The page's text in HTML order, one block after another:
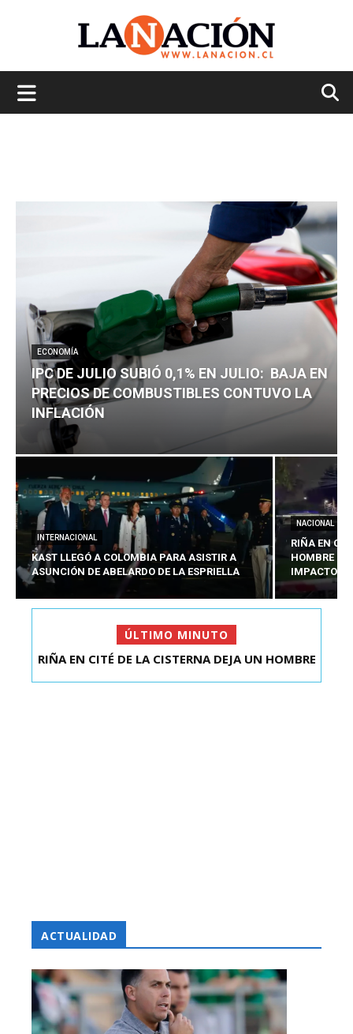
ECONOMÍA
IPC DE JULIO SUBIÓ 0,1% EN JULIO: BAJA EN
PRECIOS DE COMBUSTIBLES CONTUVO LA
INFLACIÓN
INTERNACIONAL
KAST LLEGÓ A COLOMBIA PARA ASISTIR A
ASUNCIÓN DE ABELARDO DE LA ESPRIELLA
NACIONAL
RIÑA EN
HOMBRE
IMPACTOS
ÚLTIMO MINUTO
IPC DE JULIO SUBIÓ 0,1% EN JULIO: BAJA EN
RIÑA EN CITÉ DE LA CISTERNA DEJA UN HOMBRE
ACTUALIDAD